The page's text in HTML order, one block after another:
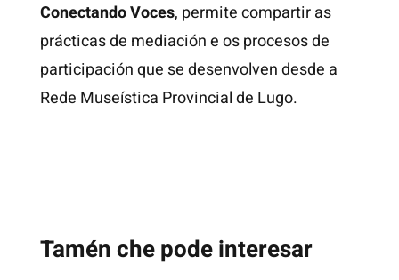
Conectando Voces, permite compartir as
prácticas de mediación e os procesos de
participación que se desenvolven desde a
Rede Museística Provincial de Lugo.
Tamén che pode interesar